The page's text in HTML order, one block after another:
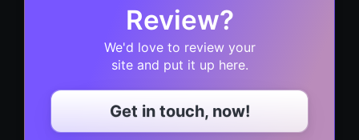
Review?
We'd love to review your
site and put it up here.
Get in touch, now!